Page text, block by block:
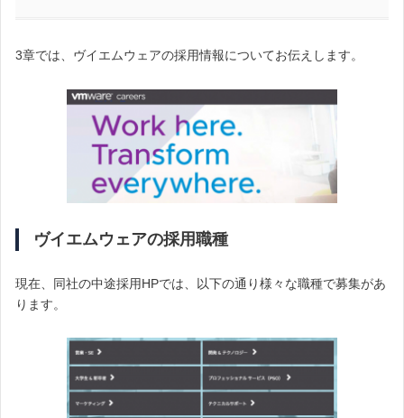
3章では、ヴイエムウェアの採用情報についてお伝えします。
ヴイエムウェアの採用職種
現在、同社の中途採用HPでは、以下の通り様々な職種で募集があ
ります。